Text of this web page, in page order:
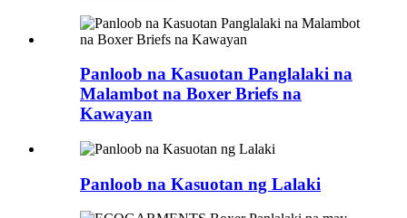
Panloob na Kasuotan Panglalaki na
Malambot na Boxer Briefs na
Kawayan
Panloob na Kasuotan ng Lalaki